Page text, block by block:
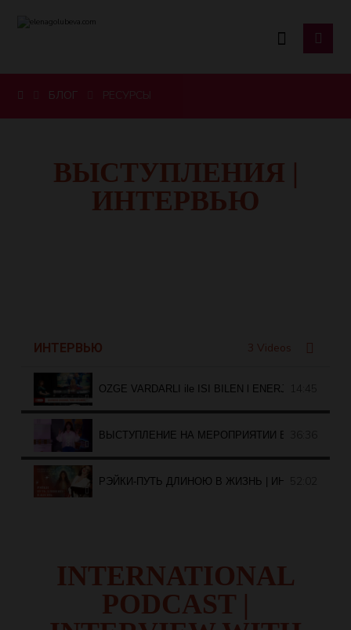
БЛОГ РЕСУРСЫ
ВЫСТУПЛЕНИЯ |
ИНТЕРВЬЮ
ИНТЕРВЬЮ 3 Videos
OZGE VARDARLI ile ISI BILEN l ENERJI LIDERLIGI l
14:45
ВЫСТУПЛЕНИЕ НА МЕРОПРИЯТИИ В БАКУ
РЭЙКИ-ПУТЬ ДЛИНОЮ В ЖИЗНЬ | ИНТЕРВЬЮ С
INTERNATIONAL
PODCAST |